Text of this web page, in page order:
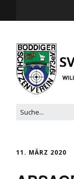
11. MÄRZ 2020